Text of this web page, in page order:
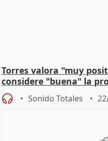
Torres valora "muy
considere "buena" la
Sonido Totales